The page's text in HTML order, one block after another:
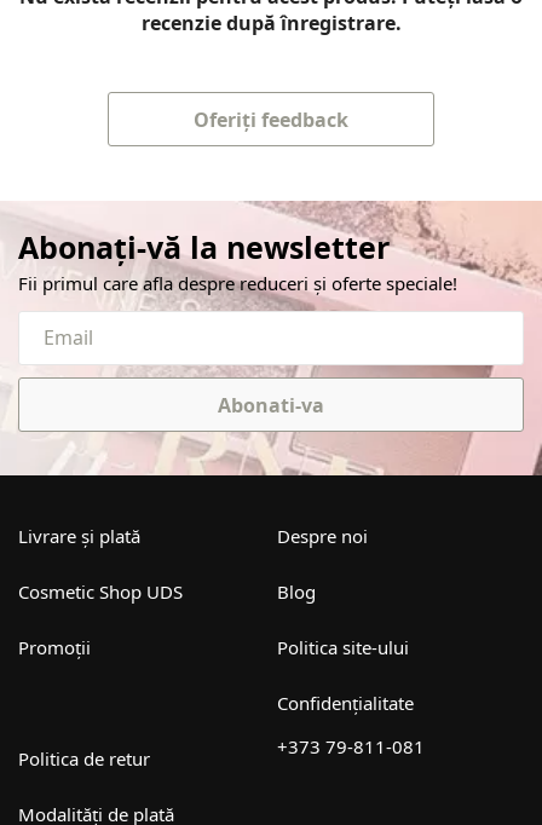
recenzie după înregistrare.
Oferiți feedback
Abonați-vă la newsletter
Fii primul care afla despre reduceri și oferte speciale!
Abonati-va
Livrare și plată
Cosmetic Shop UDS
Promoții
Despre noi
Blog
Politica site-ului
Confidențialitate
Politica de retur
Modalități de plată
+373 79-811-081